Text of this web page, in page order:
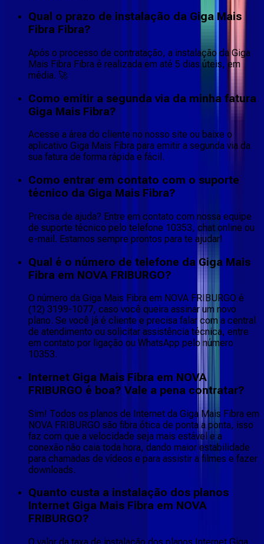
Qual o prazo de instalação da Giga Mais
Fibra Fibra?
Após o processo de contratação, a instalação da Giga
Mais Fibra Fibra é realizada em até 5 dias úteis, em
média. 🚀
Como emitir a segunda via da minha fatura
Giga Mais Fibra?
Acesse a área do cliente no nosso site ou baixe o
aplicativo Giga Mais Fibra para emitir a segunda via da
sua fatura de forma rápida e fácil.
Como entrar em contato com o suporte
técnico da Giga Mais Fibra?
Precisa de ajuda? Entre em contato com nossa equipe
de suporte técnico pelo telefone 10353, chat online ou
e-mail. Estamos sempre prontos para te ajudar!
Qual é o número de telefone da Giga Mais
Fibra em NOVA FRIBURGO?
O número da Giga Mais Fibra em NOVA FRIBURGO é
(12) 3199-1077, caso você queira assinar um novo
plano. Se você já é cliente e precisa falar com a central
de atendimento ou solicitar assistência técnica, entre
em contato por ligação ou WhatsApp pelo número
10353.
Internet Giga Mais Fibra em NOVA
FRIBURGO é boa? Vale a pena contratar?
Sim! Todos os planos de Internet da Giga Mais Fibra em
NOVA FRIBURGO são fibra ótica de ponta a ponta, isso
faz com que a velocidade seja mais estável e a
conexão não caia toda hora, dando maior estabilidade
para chamadas de vídeos e para assistir a filmes e fazer
downloads.
Quanto custa a instalação dos planos
Internet Giga Mais Fibra em NOVA
FRIBURGO?